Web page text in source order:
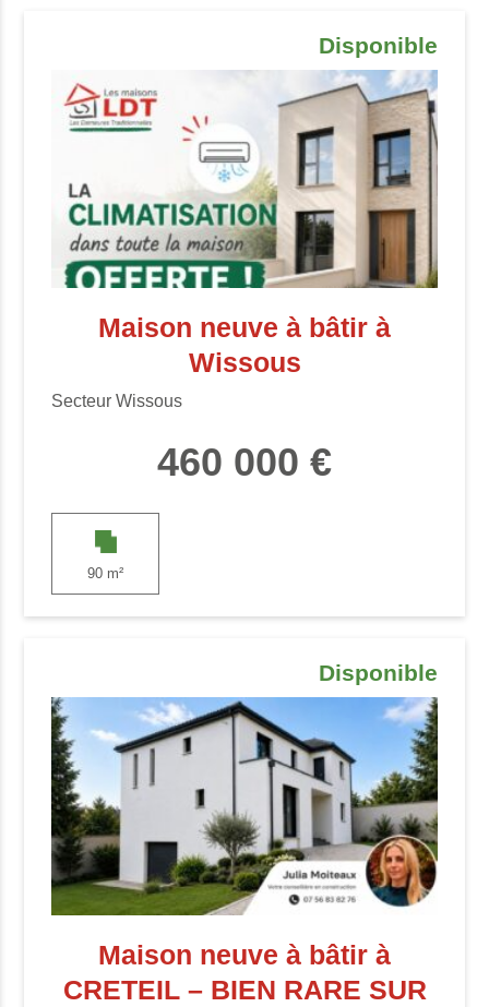
Disponible
Maison neuve à bâtir à
Wissous
Secteur Wissous
460 000 €
90 m²
Disponible
Maison neuve à bâtir à
CRETEIL – BIEN RARE SUR